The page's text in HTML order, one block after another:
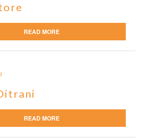
READ MORE
READ MORE